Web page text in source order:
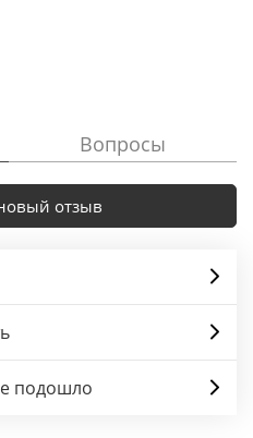
Вопросы
отзыв
подошло